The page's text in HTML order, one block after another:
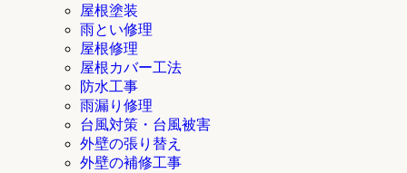
屋根塗装
雨とい修理
屋根修理
屋根カバー工法
防水工事
雨漏り修理
台風対策・台風被害
外壁の張り替え
外壁の補修工事